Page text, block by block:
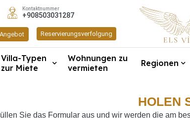
Kontaktnummer
+908503031287
Reservierungsverfolgung
Villa-Typen
zur Miete
Wohnungen zu
vermieten
Regionen
HOLEN
Sie das Formular aus und wir werden die am